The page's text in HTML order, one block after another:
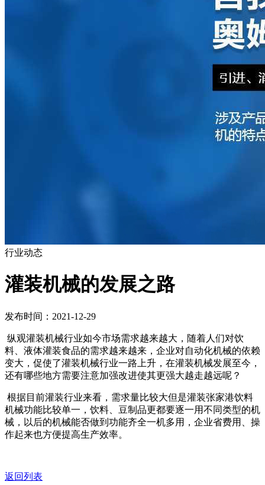
行业动态
灌装机械的发展之路
发布时间：2021-12-29
纵观灌装机械行业如今市场需求越来越大，随着人们对饮
料、液体灌装食品的需求越来越来，企业对自动化机械的依赖
变大，促使了灌装机械行业一路上升，在灌装机械发展至今，
还有哪些地方需要注意加强改进使其更强大越走越远呢？
根据目前灌装行业来看，需求量比较大但是灌装张家港饮料
机械功能比较单一，饮料、豆制品更都要逐一用不同类型的机
械，以后的机械能否做到功能齐全一机多用，企业省费用、操
作起来也方便提高生产效率。
返回列表